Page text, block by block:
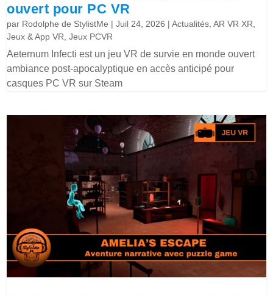
ouvert pour PC VR
par Rodolphe de StylistMe |Juil 24, 2026 |Actualités ,AR VR XR
Jeux & App VR ,Jeux PCVR
Aeternum Infecti est un jeu VR de survie en monde ouvert
ambiance post-apocalyptique en accès anticipé pour
casques PC VR sur Steam